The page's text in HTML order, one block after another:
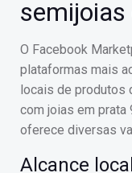
semijoias
O Facebook
plataformas mais
locais de produtos
com joias em prata
oferece diversas
Alcance